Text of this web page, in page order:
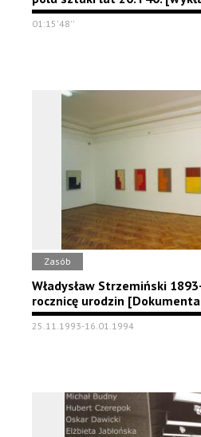
01:15'48''
Zasób
Władysław Strzemiński
rocznicę urodzin
25.11.1993-16.01.1994